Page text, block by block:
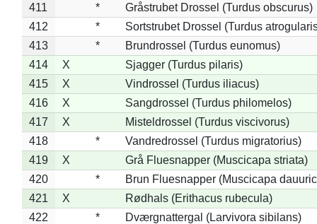
411
*
Gråstrubet Drossel (Turdus obscurus)
412
*
Sortstrubet Drossel (Turdus
413
*
Brundrossel (Turdus eunomus)
414
X
Sjagger (Turdus pilaris)
415
X
Vindrossel (Turdus iliacus)
416
X
Sangdrossel (Turdus philomelos)
417
X
Misteldrossel (Turdus viscivorus)
418
*
Vandredrossel (Turdus migratorius)
419
X
Grå Fluesnapper (Muscicapa striata)
420
*
Brun Fluesnapper (Muscicapa
421
X
Rødhals (Erithacus rubecula)
422
*
Dværgnattergal (Larvivora sibilans)